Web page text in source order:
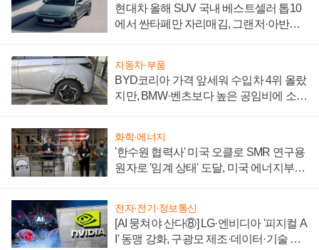
현대차 올해 SUV 국내 베스트셀러 톱10
에서 싼타페만 자리매김, 그랜저·아반떼
자동차·부품
BYD코리아 가격 앞세워 수입차 4위 올랐
지만, BMW·벤츠보다 높은 공임비에 소비
화학·에너지
'한수원 협력사' 미국 오클로 SMR 연구용
원자로 '임계 상태' 도달, 미국 에너지부
전자·전기·정보통신
[AI 뭉쳐야 산다⑧] LG·엔비디아 '피지컬 A
I' 동맹 강화, 구광모 제조·데이터·기술 결